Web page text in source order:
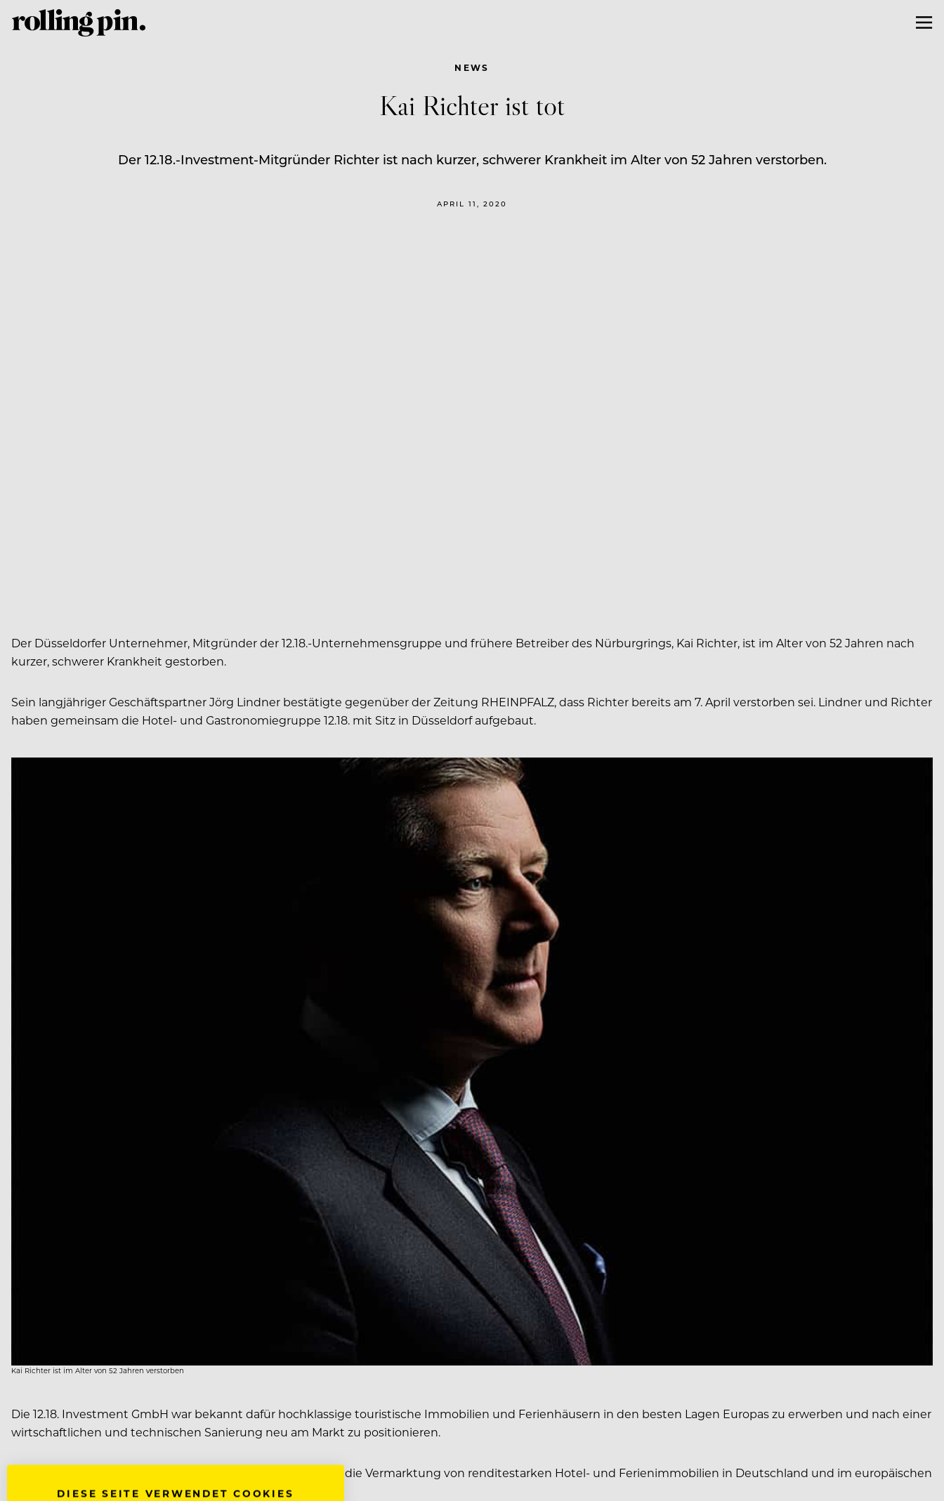
NEWS
Kai Richter ist tot
Der 12.18.-Investment-Mitgründer Richter ist nach kurzer, schwerer Krankheit im Alter von 52 Jahren verstorben.
APRIL 11, 2020
Der Düsseldorfer Unternehmer, Mitgründer der 12.18.-Unternehmensgruppe und frühere Betreiber des Nürburgrings, Kai Richter, ist im Alter von 52 Jahren nach
kurzer, schwerer Krankheit gestorben.
Sein langjähriger Geschäftspartner Jörg Lindner bestätigte gegenüber der Zeitung RHEINPFALZ, dass Richter bereits am 7. April verstorben sei. Lindner und Richter
haben gemeinsam die Hotel- und Gastronomiegruppe 12.18. mit Sitz in Düsseldorf aufgebaut.
Kai Richter ist im Alter von 52 Jahren verstorben
Die 12.18. Investment GmbH war bekannt dafür hochklassige touristische Immobilien und Ferienhäusern in den besten Lagen Europas zu erwerben und nach einer
wirtschaftlichen und technischen Sanierung neu am Markt zu positionieren.
Kai Richter war auf die Entwicklung, das Management und die Vermarktung von renditestarken Hotel- und Ferienimmobilien in Deutschland und im europäischen
Ausland spezialisiert.
DIESE SEITE VERWENDET COOKIES